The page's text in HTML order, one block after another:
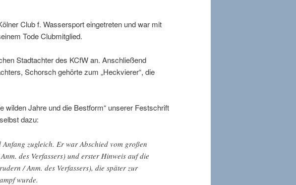
Club f. Wassersport eingetreten und war mit
Tode Clubmitglied.
Stadtachter des KCfW an. Anschließend
Schorsch gehörte zum „Heckvierer“, die
wilden Jahre und die Bestform“ unserer Festschrift
dazu:
zugleich. Er war Abschied vom großen
des Verfassers) und erster Hinweis auf die
/ Anm. des Verfassers), die später zur
wurde.